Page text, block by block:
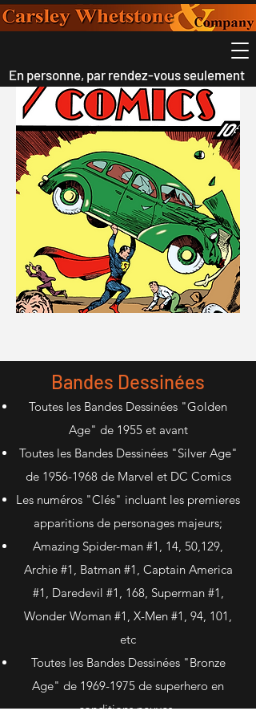
En personne, par rendez-vous seulement
Bandes Dessinées
Toutes les Bandes Dessinées "Golden
Age" de 1955 et avant
Toutes les Bandes Dessinées "Silver Age"
de 1956-1968 de Marvel et DC Comics
Les numéros "Clés" incluant les premieres
apparitions de personages majeurs;
Amazing Spider-man #1, 14, 50,129,
Archie #1, Batman #1, Captain America
#1, Daredevil #1, 168, Superman #1,
Wonder Woman #1, X-Men #1, 94, 101,
etc
Toutes les Bandes Dessinées "Bronze
Age" de 1969-1975 de superhero en
conditions neuves.